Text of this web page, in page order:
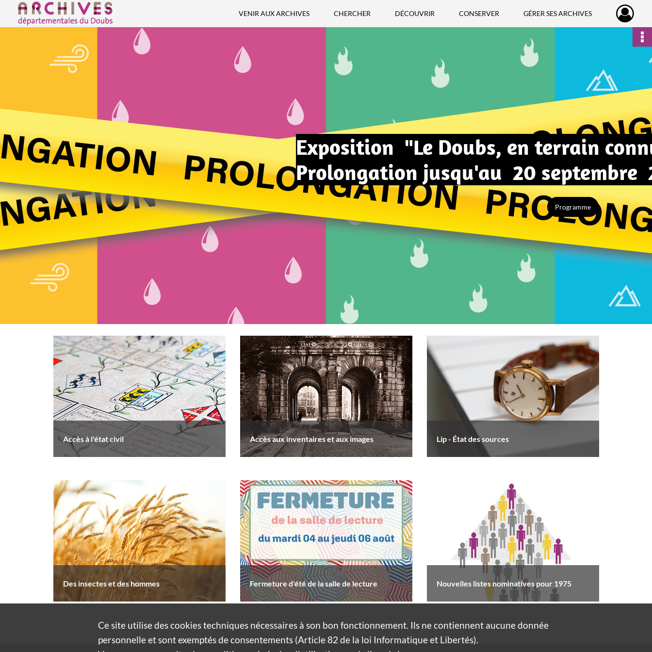
Archives départementales du Doubs VENIR AUX ARCHIVES CHERCHER DÉCOUVRIR CONSERVER GÉRER SES ARCHIVES
Exposition "Le Doubs, en terrain
Prolongation jusqu'au 20 septembre
Programme
Accès à l'état civil Accès aux inventaires et aux images Lip - État des sources
Des insectes et des hommes Fermeture d'été de la salle de lecture Nouvelles listes nominatives pour 1975
Ce site utilise descookiestechniques nécessaires à son bon fonctionnement. Ils ne contiennent aucune donnée
personnelle et sont exemptés de consentements (Article 82 de la loi Informatique et Libertés).